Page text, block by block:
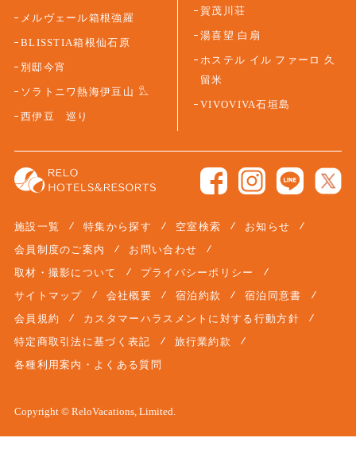
メルヴェール箱根強羅
BLISSTIA箱根仙石原
別邸今宵
ソラトニワ熱海伊豆山
西伊豆 巡り
賀茂川荘
湯喜望 白扇
ホステル イル ファーロ 久
留米
VIVOVIVA石垣島
施設一覧 特集から探す 空室検索
お知らせ
会員制度のご案内
お問い合わせ
取材・撮影について
プライバシーポリシー
サイトマップ
会社概要 宿泊約款
宿泊同意書
会員規約
カスタマーハラスメントに対する行動方針
特定商取引法に基づく表記
旅行業約款
各種利用案内・よくある質問
Copyright © ReloVacations, Limited.